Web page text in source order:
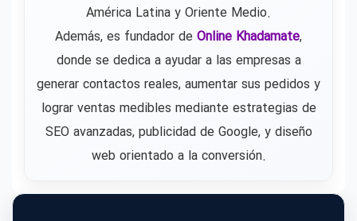
América Latina y Oriente Medio.
Además, es fundador de Online Khadamate,
donde se dedica a ayudar a las empresas a
generar contactos reales, aumentar sus pedidos y
lograr ventas medibles mediante estrategias de
SEO avanzadas, publicidad de Google, y diseño
web orientado a la conversión.